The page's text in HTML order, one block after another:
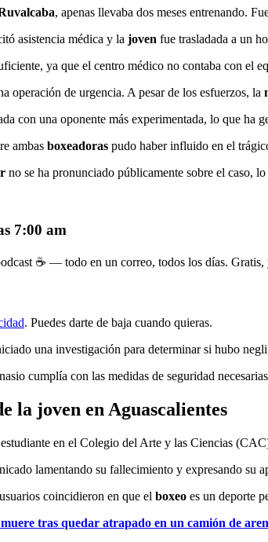
, apenas llevaba dos meses entrenando.
asistencia médica y la joven fue trasladada a un
ya que el centro médico no contaba con el
operación de urgencia. A pesar de los esfuerzos, la
con una oponente más experimentada, lo que ha
ambas boxeadoras pudo haber influido en el
no se ha pronunciado públicamente sobre el caso,
7:00 am
☕ — todo en un correo, todos los días. Gratis,
. Puedes darte de baja cuando quieras.
una investigación para determinar si hubo
cumplía con las medidas de seguridad
la joven en Aguascalientes
estudiante en el Colegio del Arte y las Ciencias
lamentando su fallecimiento y expresando su
coincidieron en que el boxeo es un deporte
tras quedar atrapado en un camión de